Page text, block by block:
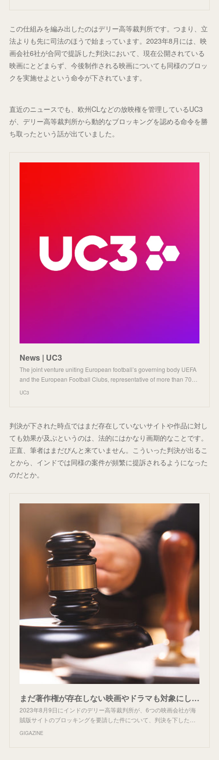
この仕組みを編み出したのはデリー高等裁判所です。つまり、立
法よりも先に司法のほうで始まっています。2023年8月には、映
画会社6社が合同で提訴した判決において、現在公開されている
映画にとどまらず、今後制作される映画についても同様のブロッ
クを実施せよという命令が下されています。
直近のニュースでも、欧州CLなどの放映権を管理しているUC3
が、デリー高等裁判所から動的なブロッキングを認める命令を勝
ち取ったという話が出ていました。
News | UC3
The joint venture uniting European football’s governing body UEFA
and the European Football Clubs, representative of more than 70…
UC3
判決が下された時点ではまだ存在していないサイトや作品に対し
ても効果が及ぶというのは、法的にはかなり画期的なことです。
正直、筆者はまだぴんと来ていません。こういった判決が出るこ
とから、インドでは同様の案件が頻繁に提訴されるようになった
のだとか。
まだ著作権が存在しない映画やドラマも対象にした海賊版サイトのブロッキングを命じる「超動的差し止め命令」が裁判所によって下される
2023年8月9日にインドのデリー高等裁判所が、6つの映画会社が海
賊版サイトのブロッキングを要請した件について、判決を下した…
GIGAZINE